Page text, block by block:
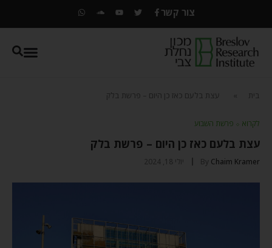
צור קשר
» עצת בלעם כאז כן היום – פרשת בלק
לקרוא⬦פרשת השבוע
עצת בלעם כאז כן היום – פרשת בלק
ByChaim Kramer